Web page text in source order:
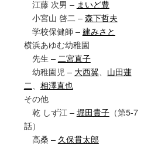
江藤 次男 – まいど豊
小宮山 啓二 –森下哲夫
学校保健師 –建みさと
横浜あゆむ幼稚園
先生 –二宮直子
幼稚園児 – 大西翼、 山田蓮
二、 相澤直也
その他
乾 しず江 –堀田貴子（第5-7
話）
高桑 – 久保貫太郎